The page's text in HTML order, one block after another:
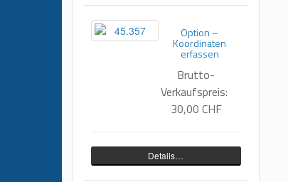
Option –
Koordinaten
erfassen
Brutto-
Verkaufspreis:
30,00 CHF
Details…